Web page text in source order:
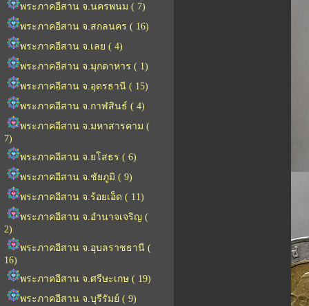
พระภาคอีสาน จ.นครพนม ( 7)
พระภาคอีสาน จ.สกลนคร ( 16)
พระภาคอีสาน จ.เลย ( 4)
พระภาคอีสาน จ.มุกดาหาร ( 1)
พระภาคอีสาน จ.อุดรธานี ( 15)
พระภาคอีสาน จ.กาฬสินธ์ ( 4)
พระภาคอีสาน จ.มหาสารคาม (
7)
พระภาคอีสาน จ.ยโสธร ( 6)
พระภาคอีสาน จ.ชัยภูมิ ( 9)
พระภาคอีสาน จ.ร้อยเอ็ด ( 11)
พระภาคอีสาน จ.อำนาจเจริญ (
2)
พระภาคอีสาน จ.อุบลราชธานี (
16)
พระภาคอีสาน จ.ศรีษะเกษ ( 19)
พระภาคอีสาน จ.บุรีรัมย์ ( 9)